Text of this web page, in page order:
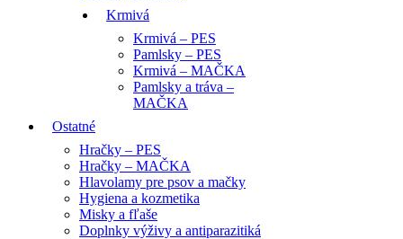
Krmivá
Krmivá – PES
Pamlsky – PES
Krmivá – MAČKA
Pamlsky a tráva –
MAČKA
Ostatné
Hračky – PES
Hračky – MAČKA
Hlavolamy pre psov a mačky
Hygiena a kozmetika
Misky a fľaše
Doplnky výživy a antiparazitiká